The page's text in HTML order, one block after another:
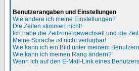
Benutzerangaben und Einstellungen
Wie ändere ich meine Einstellungen?
Die Zeiten stimmen nicht!
Ich habe die Zeitzone gewechselt und die
Meine Sprache ist nicht verfügbar!
Wie kann ich ein Bild unter meinem
Wie kann ich meinen Rang ändern?
Wenn ich auf den E-Mail-Link eines